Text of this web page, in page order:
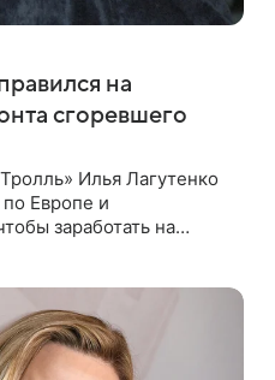
на
сгоревшего
Илья Лагутенко
по Европе и
заработать на